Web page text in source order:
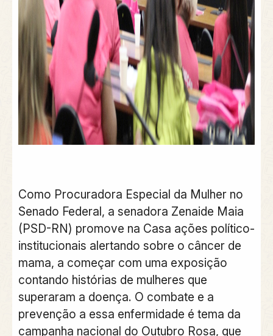
Como Procuradora Especial da Mulher no
Senado Federal, a senadora Zenaide Maia
(PSD-RN) promove na Casa ações político-
institucionais alertando sobre o câncer de
mama, a começar com uma exposição
contando histórias de mulheres que
superaram a doença. O combate e a
prevenção a essa enfermidade é tema da
campanha nacional do Outubro Rosa, que